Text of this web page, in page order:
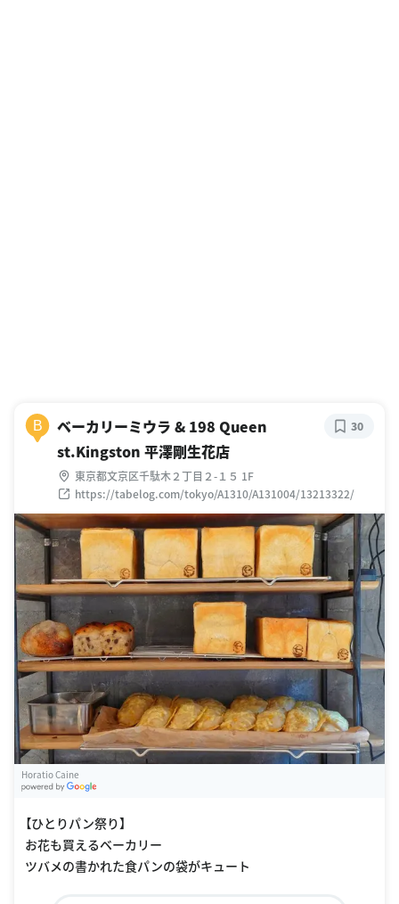
B
ベーカリーミウラ & 198 Queen
st.Kingston 平澤剛生花店
東京都文京区千駄木２丁目２-１５ 1F
https://tabelog.com/tokyo/A1310/A131004/13213322/
30
Horatio Caine
【ひとりパン祭り】
お花も買えるベーカリー
ツバメの書かれた食パンの袋がキュート